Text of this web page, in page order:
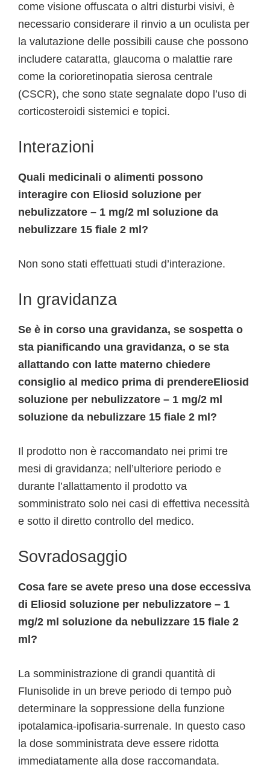
come visione offuscata o altri disturbi visivi, è
necessario considerare il rinvio a un oculista per
la valutazione delle possibili cause che possono
includere cataratta, glaucoma o malattie rare
come la corioretinopatia sierosa centrale
(CSCR), che sono state segnalate dopo l’uso di
corticosteroidi sistemici e topici.
Interazioni
Quali medicinali o alimenti possono
interagire con Eliosid soluzione per
nebulizzatore – 1 mg/2 ml soluzione da
nebulizzare 15 fiale 2 ml?
Non sono stati effettuati studi d’interazione.
In gravidanza
Se è in corso una gravidanza, se sospetta o
sta pianificando una gravidanza, o se sta
allattando con latte materno chiedere
consiglio al medico prima di prendereEliosid
soluzione per nebulizzatore – 1 mg/2 ml
soluzione da nebulizzare 15 fiale 2 ml?
Il prodotto non è raccomandato nei primi tre
mesi di gravidanza; nell’ulteriore periodo e
durante l’allattamento il prodotto va
somministrato solo nei casi di effettiva necessità
e sotto il diretto controllo del medico.
Sovradosaggio
Cosa fare se avete preso una dose eccessiva
di Eliosid soluzione per nebulizzatore – 1
mg/2 ml soluzione da nebulizzare 15 fiale 2
ml?
La somministrazione di grandi quantità di
Flunisolide in un breve periodo di tempo può
determinare la soppressione della funzione
ipotalamica-ipofisaria-surrenale. In questo caso
la dose somministrata deve essere ridotta
immediatamente alla dose raccomandata.